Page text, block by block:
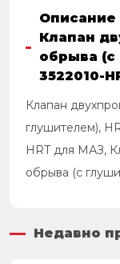
Описание
Клапан
обрыва (с
3522010-
Клапан
глушителем),
HRT для МАЗ,
обрыва (с
Недавно